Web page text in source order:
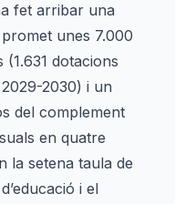
fet arribar una
unes 7.000
dotacions
2030) i un
del complement
en quatre
la setena taula de
i el